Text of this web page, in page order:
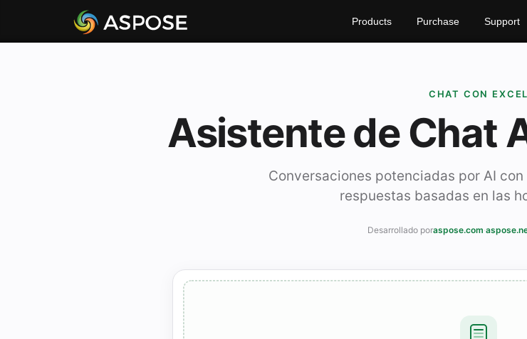
Products Purchase Support
CHAT CON EXCEL
Asistente de Chat
Conversaciones potenciadas por AI
respuestas basadas en las
Desarrollado poraspose.com·